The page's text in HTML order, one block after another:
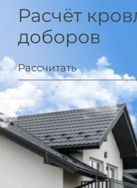
Расчёт
доборов
Рассчитать